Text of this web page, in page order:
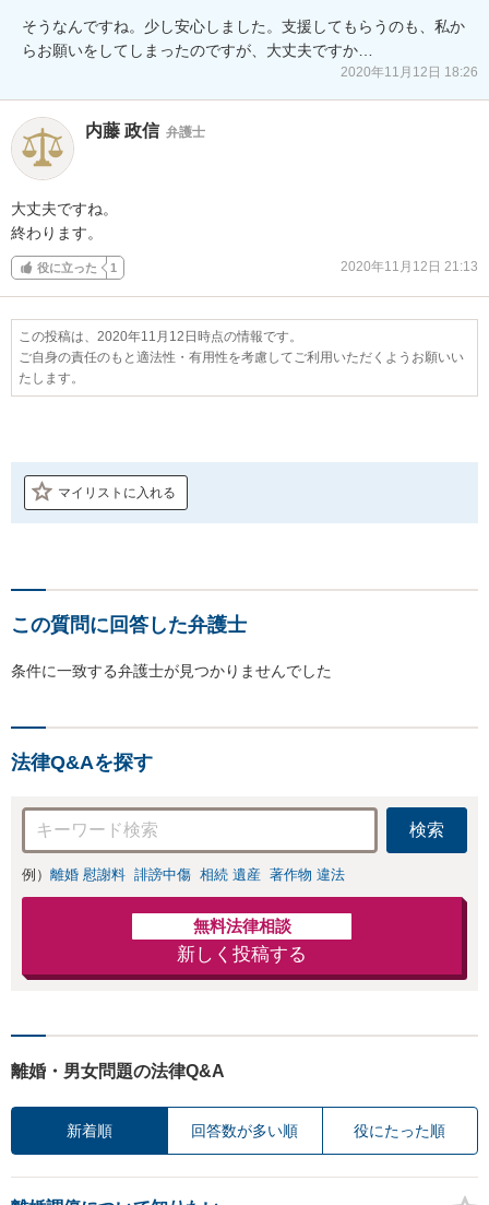
そうなんですね。少し安心しました。支援してもらうのも、私か
らお願いをしてしまったのですが、大丈夫ですか…
2020年11月12日 18:26
内藤 政信 弁護士
大丈夫ですね。
終わります。
役に立った 1 2020年11月12日 21:13
この投稿は、2020年11月12日時点の情報です。
ご自身の責任のもと適法性・有用性を考慮してご利用いただくようお願いい
たします。
マイリストに入れる
この質問に回答した弁護士
条件に一致する弁護士が見つかりませんでした
法律Q&Aを探す
検索
例） 離婚 慰謝料 誹謗中傷 相続 遺産 著作物 違法
無料法律相談
新しく投稿する
離婚・男女問題の法律Q&A
新着順 回答数が多い順 役にたった順